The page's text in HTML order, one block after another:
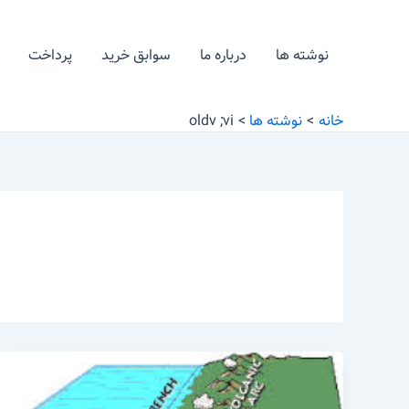
نوشته ها درباره ما سوابق خرید پرداخت
خانه نوشته ها oldv ;vi